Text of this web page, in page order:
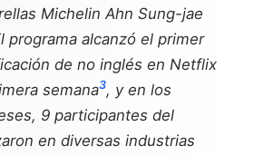
Michelin Ahn Sung-jae
programa alcanzó el primer
de no inglés en Netflix
semana3, y en los
9 participantes del
en diversas industrias